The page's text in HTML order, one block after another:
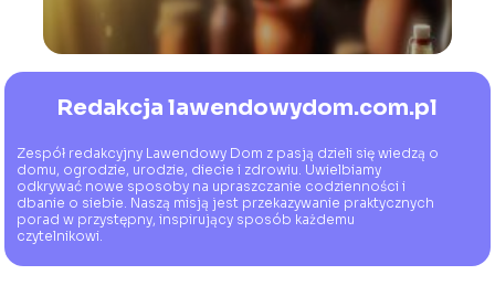
Redakcja lawendowydom.com.pl
Zespół redakcyjny Lawendowy Dom z pasją dzieli się wiedzą o
domu, ogrodzie, urodzie, diecie i zdrowiu. Uwielbiamy
odkrywać nowe sposoby na upraszczanie codzienności i
dbanie o siebie. Naszą misją jest przekazywanie praktycznych
porad w przystępny, inspirujący sposób każdemu
czytelnikowi.